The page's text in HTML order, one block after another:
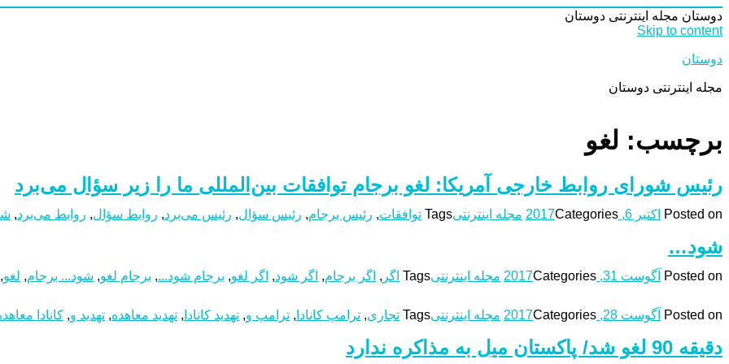
دوستان مجله اینترنتی دوستان
Skip to content
دوستان
مجله اینترنتی دوستان
برچسب: لغو
رئیس شورای روابط خارجی آمریکا: لغو برجام توافقات بین‌المللی ما را زیر سؤال می‌برد
Posted on اکتبر 6, 2017 Categories مجله اینترنتیTags توافقات, رئیس برجام, رئیس سؤال, رئیس می‌برد, روابط سؤال, روابط می‌برد,
شود…
Posted on آگوست 31, 2017 Categories مجله اینترنتیTags اگر , اگر برجام, اگر شود, اگر لغو, برجام شود..., برجام لغو, شود... برجام, لغو,
Posted on آگوست 28, 2017 Categories مجله اینترنتیTags تجاری, ترامپ کانادا , ترامپ و, تهدید کانادا , تهدید معاهده, تهدید و, کانادا
دقیقه 90 لغو شد/ پاکستان میل به مذاکره ندارد